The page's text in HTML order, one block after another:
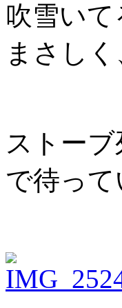
吹雪い
まさしく
ストー
で待って